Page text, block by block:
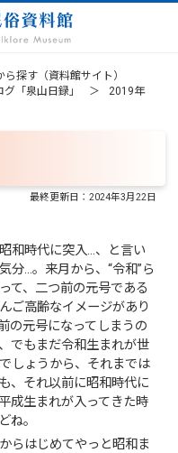
ら探す（資料館サイト）
「泉山日録」
2019年
最終更新日：2024年3月22日
和時代に突入…、と言い
分…。来月から、“令和”ら
て、二つ前の元号である
ご高齢なイメージがあり
の元号になってしまうの
でもまだ令和生まれが世
しょうから、それまでは
、それ以前に昭和時代に
成生まれが入ってきた時
ね。
らはじめてやっと昭和ま